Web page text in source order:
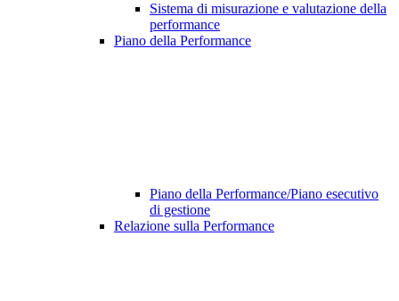
Sistema di misurazione e valutazione della
performance
Piano della Performance
Piano della Performance/Piano esecutivo
di gestione
Relazione sulla Performance